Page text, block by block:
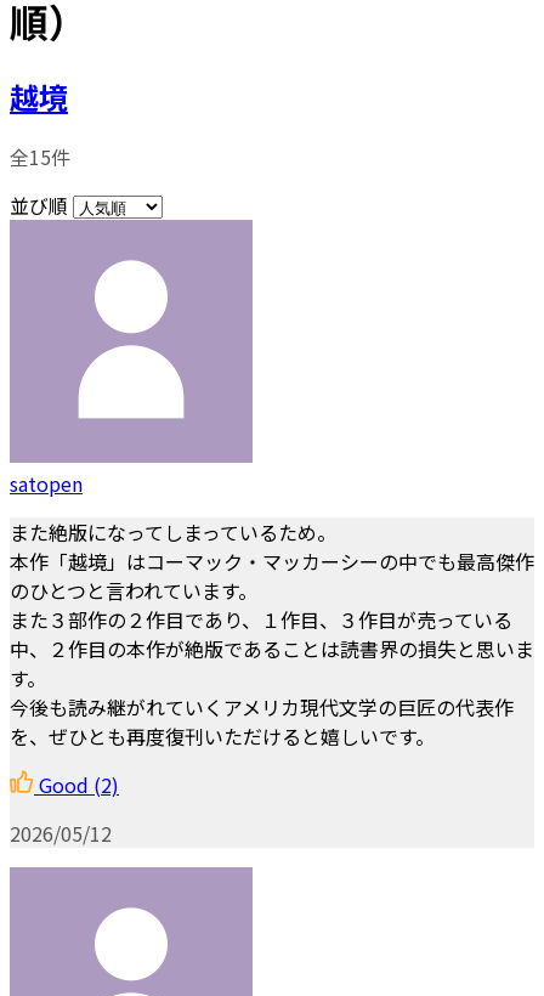
順）
越境
全15件
並び順
satopen
また絶版になってしまっているため。
本作「越境」はコーマック・マッカーシーの中でも最高傑作
のひとつと言われています。
また３部作の２作目であり、１作目、３作目が売っている
中、２作目の本作が絶版であることは読書界の損失と思いま
す。
今後も読み継がれていくアメリカ現代文学の巨匠の代表作
を、ぜひとも再度復刊いただけると嬉しいです。
Good (2)
2026/05/12